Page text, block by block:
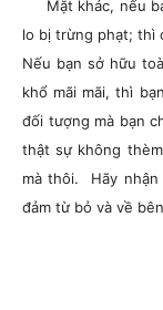
Mặt khác, nếu
lo bị trừng phạt; thì
Nếu bạn sở hữu
khổ mãi mãi, thì
đối tượng mà bạn
thật sự không
mà thôi. Hãy nhận
đảm từ bỏ và về